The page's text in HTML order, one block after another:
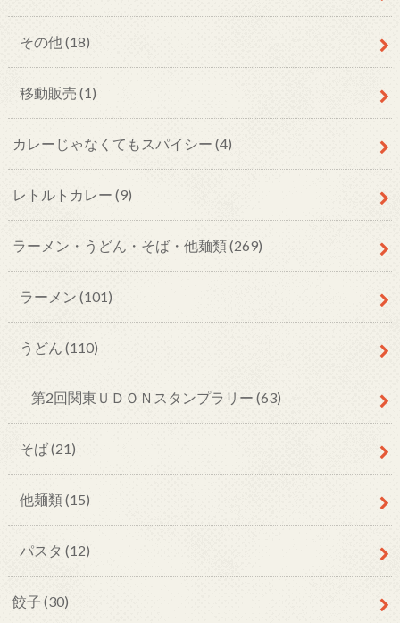
その他(18)
移動販売 (1)
カレーじゃなくてもスパイシー (4)
レトルトカレー (9)
ラーメン・うどん・そば・他麺類(269)
ラーメン (101)
うどん (110)
第2回関東ＵＤＯＮスタンプラリー (63)
そば(21)
他麺類(15)
パスタ (12)
餃子 (30)